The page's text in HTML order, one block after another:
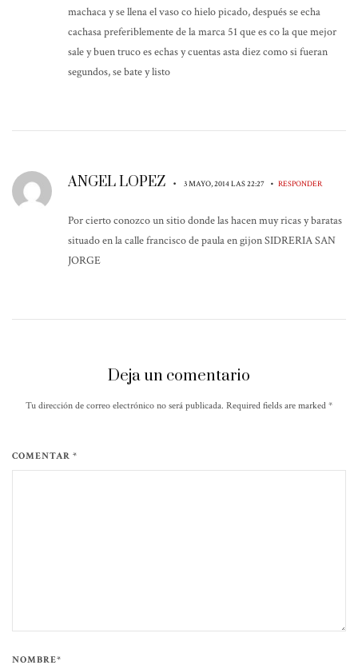
machaca y se llena el vaso co hielo picado, después se echa
cachasa preferiblemente de la marca 51 que es co la que mejor
sale y buen truco es echas y cuentas asta diez como si fueran
segundos, se bate y listo
ANGEL LOPEZ • 3 MAYO, 2014 LAS 22:27 • RESPONDER
Por cierto conozco un sitio donde las hacen muy ricas y baratas
situado en la calle francisco de paula en gijon SIDRERIA SAN
JORGE
Deja un comentario
Tu dirección de correo electrónico no será publicada. Required fields are marked *
COMENTAR *
NOMBRE*